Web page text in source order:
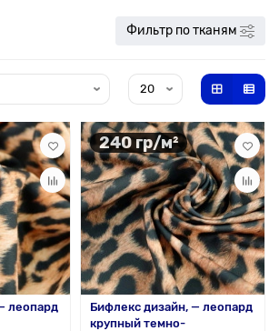
Фильтр по тканям
леопард
240 гр/м²
Бифлекс дизайн, — леопард
крупный темно-